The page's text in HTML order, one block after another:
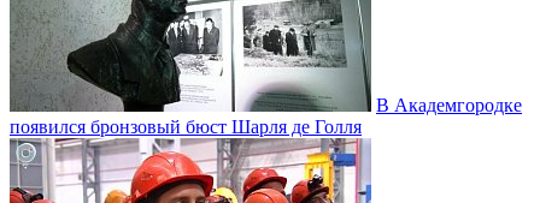
В Академгородке
появился бронзовый бюст Шарля де Голля